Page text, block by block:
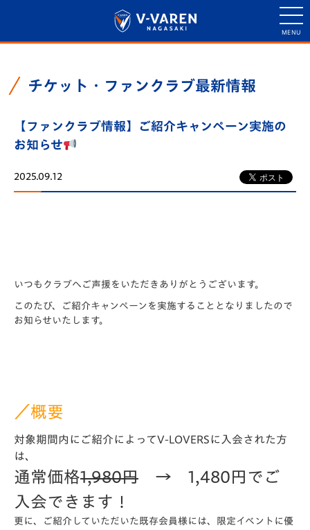
チケット・ファンクラブ最新情報
【ファンクラブ情報】ご紹介キャンペーン実施の
お知らせ
2025.09.12
いつもクラブへご声援をいただきありがとうございます。
このたび、ご紹介キャンペーンを実施することとなりましたので
お知らせいたします。
／概要
対象期間内にご紹介によってV-LOVERSに入会された方
は、
通常価格1,980円 → 1,480円 でご
入会できます！
更に、ご紹介していただいた既存会員様には、限定イベントに優